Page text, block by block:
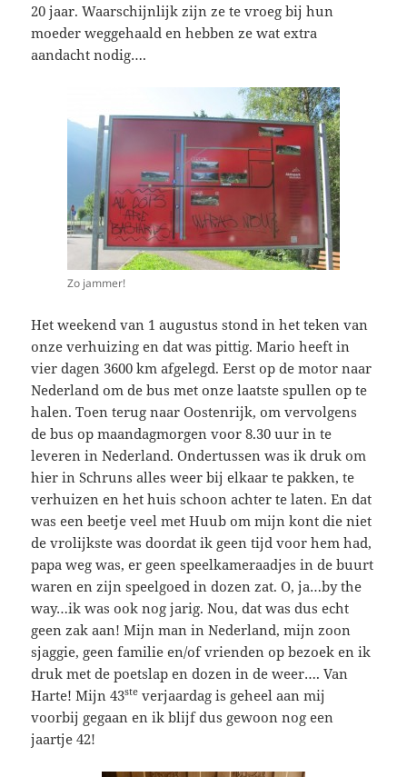
20 jaar. Waarschijnlijk zijn ze te vroeg bij hun
moeder weggehaald en hebben ze wat extra
aandacht nodig….
Zo jammer!
Het weekend van 1 augustus stond in het teken van
onze verhuizing en dat was pittig. Mario heeft in
vier dagen 3600 km afgelegd. Eerst op de motor naar
Nederland om de bus met onze laatste spullen op te
halen. Toen terug naar Oostenrijk, om vervolgens
de bus op maandagmorgen voor 8.30 uur in te
leveren in Nederland. Ondertussen was ik druk om
hier in Schruns alles weer bij elkaar te pakken, te
verhuizen en het huis schoon achter te laten. En dat
was een beetje veel met Huub om mijn kont die niet
de vrolijkste was doordat ik geen tijd voor hem had,
papa weg was, er geen speelkameraadjes in de buurt
waren en zijn speelgoed in dozen zat. O, ja…by the
way…ik was ook nog jarig. Nou, dat was dus echt
geen zak aan! Mijn man in Nederland, mijn zoon
sjaggie, geen familie en/of vrienden op bezoek en ik
druk met de poetslap en dozen in de weer…. Van
Harte! Mijn 43ste verjaardag is geheel aan mij
voorbij gegaan en ik blijf dus gewoon nog een
jaartje 42!